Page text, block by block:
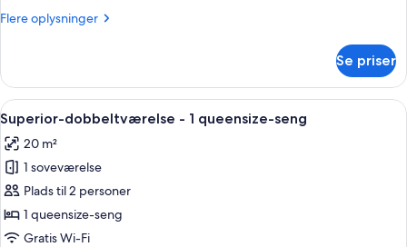
queensize-
sovesofa
Flere oplysninger
Flere
værelse
1
queensize-
seng
med
sovesofa
Se priser
Indlæs
alle
billeder
af
Superior-
dobbeltværelse
-
Et hotelværelse med en seng, et
7
Superior-dobbeltværelse - 1 queensize-seng
20 m²
1 soveværelse
Plads til 2 personer
1 queensize-seng
Gratis Wi-Fi